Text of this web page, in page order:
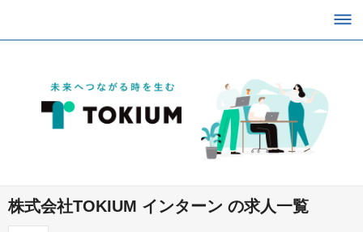
株式会社TOKIUM インターン の求人一覧